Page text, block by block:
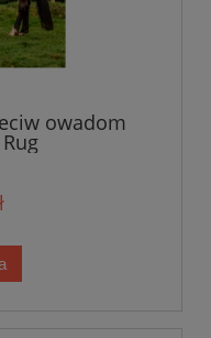
owadom